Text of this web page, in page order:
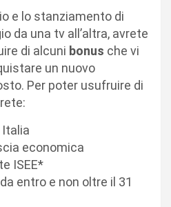
e lo stanziamento di
da una tv all’altra, avrete
di alcuni bonus che vi
un nuovo
Per poter usufruire di
economica
ISEE*
entro e non oltre il 31